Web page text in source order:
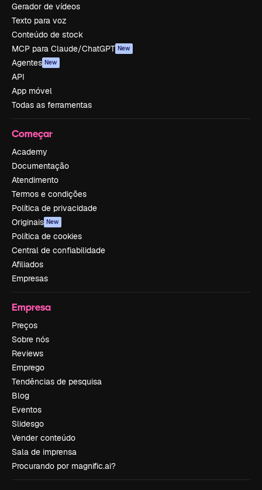
Gerador de vídeos
Texto para voz
Conteúdo de stock
MCP para Claude/ChatGPT New
Agentes New
API
App móvel
Todas as ferramentas
Começar
Academy
Documentação
Atendimento
Termos e condições
Política de privacidade
Originais New
Política de cookies
Central de confiabilidade
Afiliados
Empresas
Empresa
Preços
Sobre nós
Reviews
Emprego
Tendências de pesquisa
Blog
Eventos
Slidesgo
Vender conteúdo
Sala de imprensa
Procurando por magnific.ai?